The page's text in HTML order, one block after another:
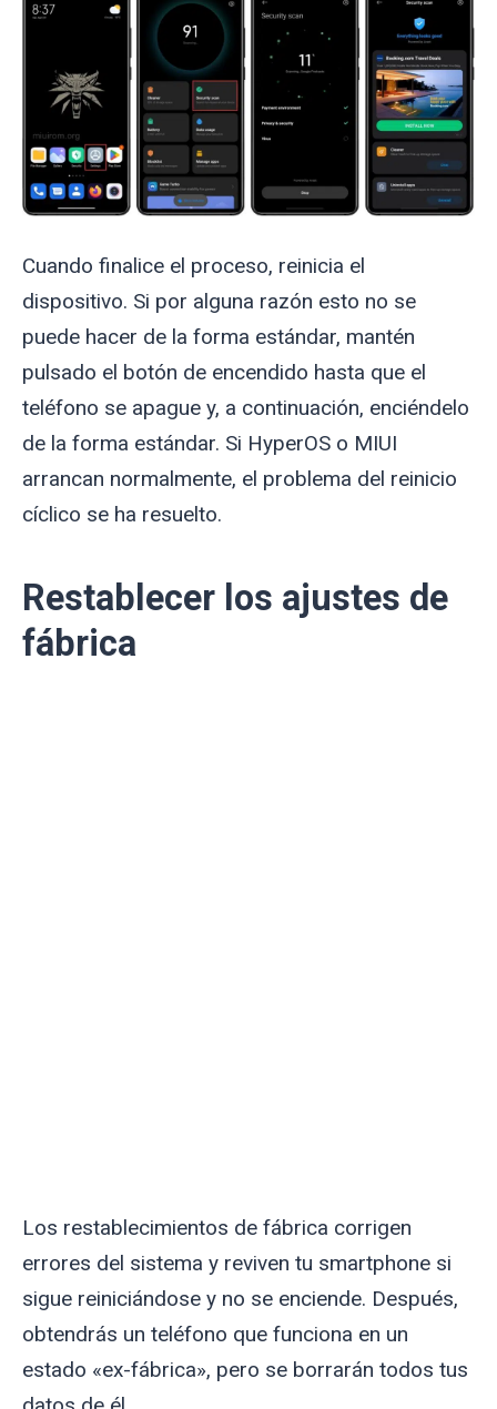
Cuando finalice el proceso, reinicia el
dispositivo. Si por alguna razón esto no se
puede hacer de la forma estándar, mantén
pulsado el botón de encendido hasta que el
teléfono se apague y, a continuación, enciéndelo
de la forma estándar. Si HyperOS o MIUI
arrancan normalmente, el problema del reinicio
cíclico se ha resuelto.
Restablecer los ajustes de
fábrica
Los restablecimientos de fábrica corrigen
errores del sistema y reviven tu smartphone si
sigue reiniciándose y no se enciende. Después,
obtendrás un teléfono que funciona en un
estado «ex-fábrica», pero se borrarán todos tus